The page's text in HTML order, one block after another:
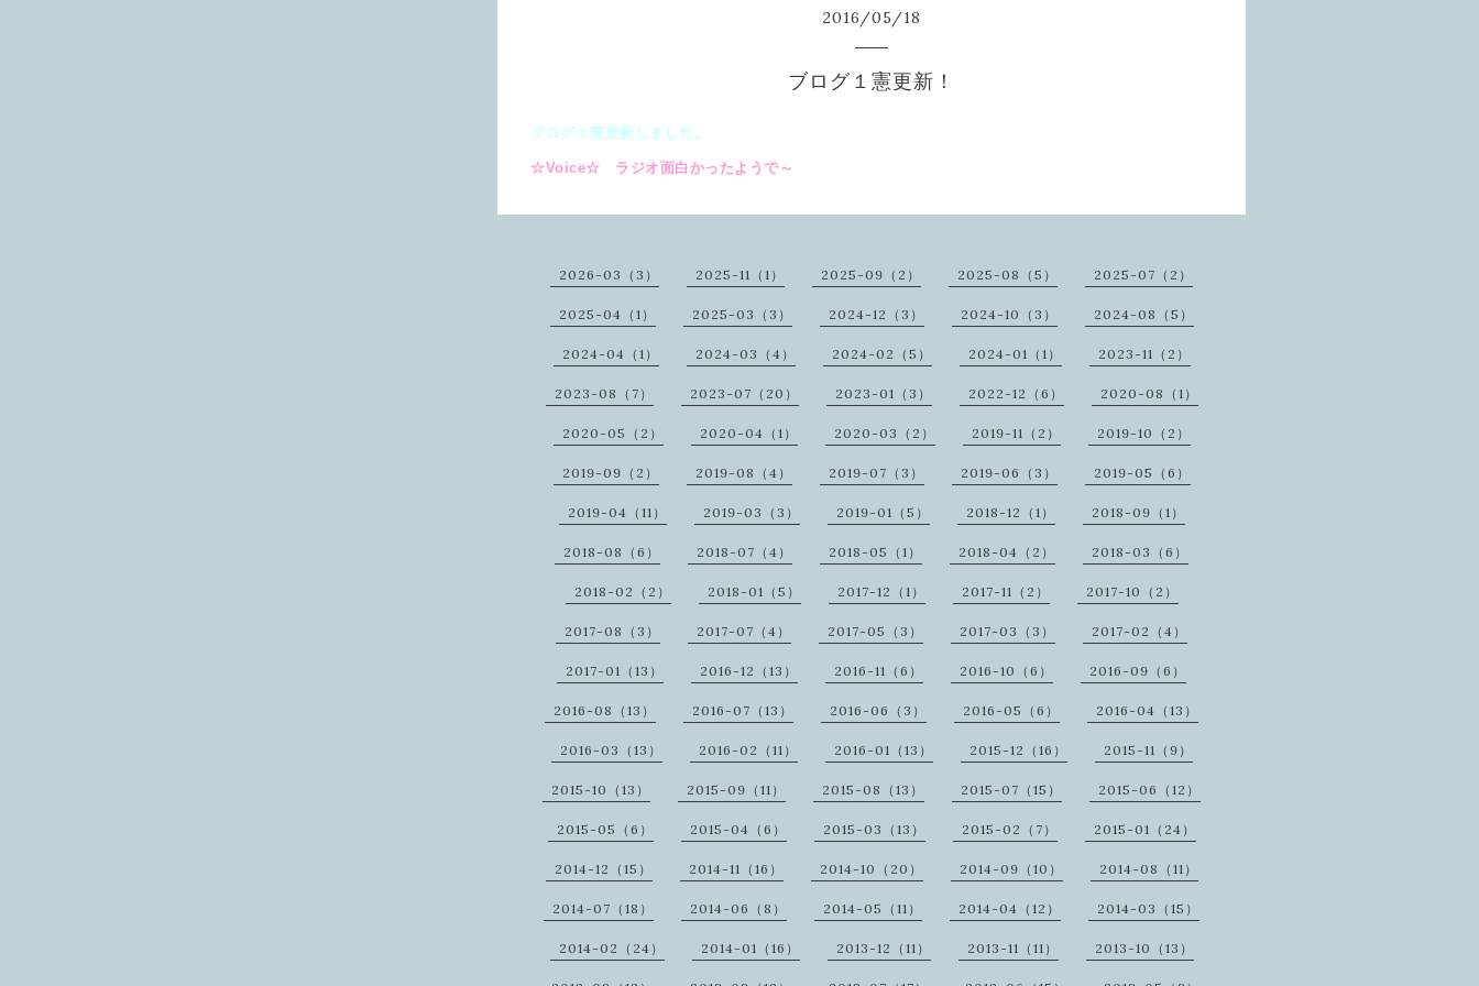
2016/05/18
ブログ１憲更新！
ブログ１憲更新しました。
☆Voice☆ ラジオ面白かったようで～
2026-03（3） 2025-11（1） 2025-09（2） 2025-08（5） 2025-07（2）
2025-04（1） 2025-03（3） 2024-12（3） 2024-10（3） 2024-08（5）
2024-04（1） 2024-03（4） 2024-02（5） 2024-01（1） 2023-11（2）
2023-08（7） 2023-07（20） 2023-01（3） 2022-12（6） 2020-08（1）
2020-05（2） 2020-04（1） 2020-03（2） 2019-11（2） 2019-10（2）
2019-09（2） 2019-08（4） 2019-07（3） 2019-06（3） 2019-05（6）
2019-04（11） 2019-03（3） 2019-01（5） 2018-12（1） 2018-09（1）
2018-08（6） 2018-07（4） 2018-05（1） 2018-04（2） 2018-03（6）
2018-02（2） 2018-01（5） 2017-12（1） 2017-11（2） 2017-10（2）
2017-08（3） 2017-07（4） 2017-05（3） 2017-03（3） 2017-02（4）
2017-01（13） 2016-12（13） 2016-11（6） 2016-10（6） 2016-09（6）
2016-08（13） 2016-07（13） 2016-06（3） 2016-05（6） 2016-04（13）
2016-03（13） 2016-02（11） 2016-01（13） 2015-12（16） 2015-11（9）
2015-10（13） 2015-09（11） 2015-08（13） 2015-07（15） 2015-06（12）
2015-05（6） 2015-04（6） 2015-03（13） 2015-02（7） 2015-01（24）
2014-12（15） 2014-11（16） 2014-10（20） 2014-09（10） 2014-08（11）
2014-07（18） 2014-06（8） 2014-05（11） 2014-04（12） 2014-03（15）
2014-02（24） 2014-01（16） 2013-12（11） 2013-11（11） 2013-10（13）